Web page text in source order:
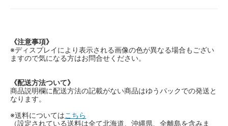
《注意事項》
※ディスプレイにより表示される画像の色が異なる場合もござい
ますので気になる方はお問合せください。
《配送方法ついて》
商品説明欄に配送方法の記載がない商品はゆうパックでの発送と
なります。
※送料についてはこちら
（設定されている送料は全て北海道、沖縄県、全離島を含みま